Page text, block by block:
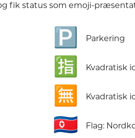
fik status som emoji-
🅿️ Parkering
🈯 Kvadratisk
🈚 Kvadratisk
🇰🇵 Flag: